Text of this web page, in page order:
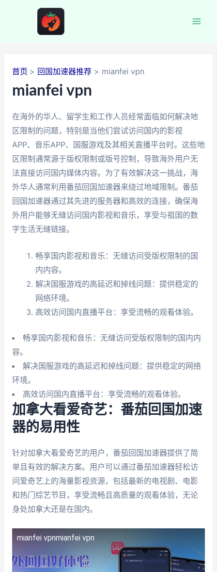
首页 回国加速器推荐 mianfei vpn
mianfei vpn
在海外的华人、留学生和工作人员经常面临如何解决地
区限制的问题，特别是当他们尝试访问国内的影视
APP、音乐APP、国服游戏及其相关直播平台时。这些地
区限制通常源于版权限制或版号控制，导致海外用户无
法直接访问国内媒体内容。为了有效解决这一挑战，海
外华人通常利用番茄回国加速器来绕过地域限制。番茄
回国加速器通过其先进的服务器和高效的连接，确保海
外用户能够无缝访问国内影视和音乐，享受与祖国的数
字生活无缝链接。
畅享国内影视和音乐：无缝访问受版权限制的国
内内容。
解决国服游戏的高延迟和掉线问题：提供稳定的
网络环境。
高效访问国内直播平台：享受流畅的观看体验。
畅享国内影视和音乐：无缝访问受版权限制的国内内
容。
解决国服游戏的高延迟和掉线问题：提供稳定的网络
环境。
高效访问国内直播平台：享受流畅的观看体验。
加拿大看爱奇艺：番茄回国加速
器的易用性
针对加拿大看爱奇艺的用户，番茄回国加速器提供了简
单且有效的解决方案。用户可以通过番茄加速器轻松访
问爱奇艺上的海量影视资源，包括最新的电视剧、电影
和热门综艺节目，享受流畅且高质量的观看体验，无论
身处加拿大还是在国内。
mianfei vpnmianfei vpn